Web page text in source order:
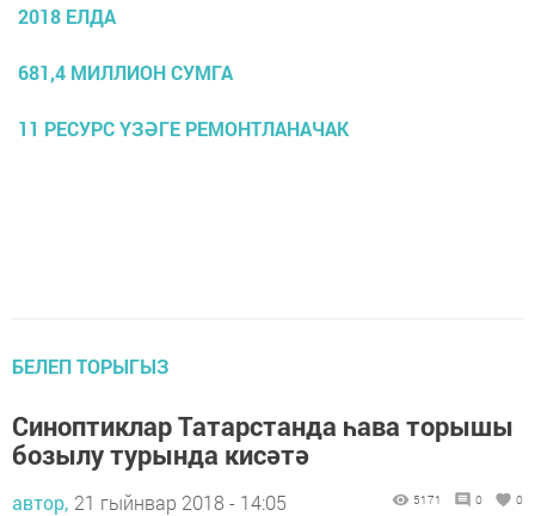
2018 ЕЛДА
681,4 МИЛЛИОН СУМГА
11 РЕСУРС ҮЗӘГЕ РЕМОНТЛАНАЧАК
БЕЛЕП ТОРЫГЫЗ
Синоптиклар Татарстанда һава торышы
бозылу турында кисәтә
автор, 21 гыйнвар 2018 - 14:05 5171 0 0